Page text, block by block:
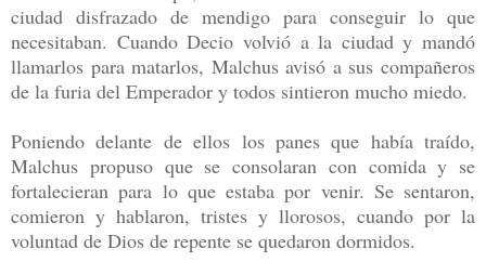
ciudad disfrazado de mendigo para conseguir lo que
necesitaban. Cuando Decio volvió a la ciudad y mandó
llamarlos para matarlos, Malchus avisó a sus compañeros
de la furia del Emperador y todos sintieron mucho miedo.
Poniendo delante de ellos los panes que había traído,
Malchus propuso que se consolaran con comida y se
fortalecieran para lo que estaba por venir. Se sentaron,
comieron y hablaron, tristes y llorosos, cuando por la
voluntad de Dios de repente se quedaron dormidos.